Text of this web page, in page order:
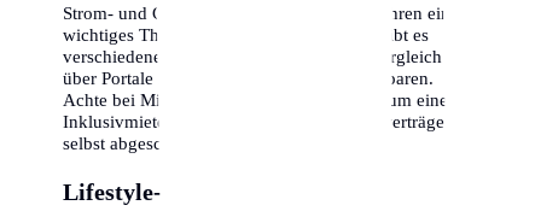
Strom- und Gaspreise sind in den letzten Jahren ein
wichtiges Thema geworden. In Augsburg gibt es
verschiedene Anbieter, ein regelmäßiger Vergleich
über Portale kann hunderte Euro pro Jahr sparen.
Achte bei Mietverträgen darauf, ob es sich um eine
Inklusivmiete handelt oder ob alle Energieverträge
selbst abgeschlossen werden müssen.
Lifestyle-Optionen